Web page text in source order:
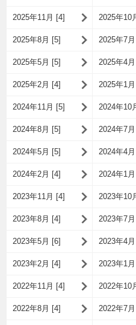
2025年11月 [4] 2025年10
2025年8月 [5] 2025年7
2025年5月 [5] 2025年4
2025年2月 [4] 2025年1
2024年11月 [5] 2024年10
2024年8月 [5] 2024年7
2024年5月 [5] 2024年4
2024年2月 [4] 2024年1
2023年11月 [4] 2023年10
2023年8月 [4] 2023年7
2023年5月 [6] 2023年4
2023年2月 [4] 2023年1
2022年11月 [4] 2022年10
2022年8月 [4] 2022年7